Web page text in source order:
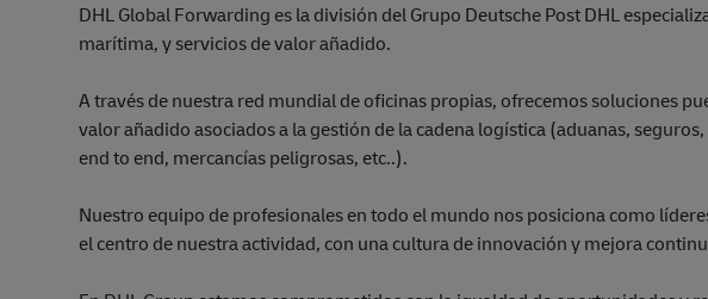
DHL Global Forwarding es la división del Grupo Deutsche Post DHL
marítima, y servicios de valor añadido.
A través de nuestra red mundial de oficinas propias, ofrecemos soluciones
valor añadido asociados a la gestión de la cadena logística (aduanas,
end to end, mercancías peligrosas, etc..).
Nuestro equipo de profesionales en todo el mundo nos posiciona como
el centro de nuestra actividad, con una cultura de innovación y mejora